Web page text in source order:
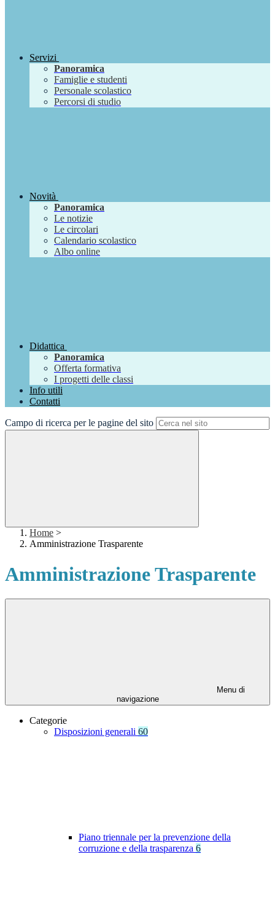
Servizi
Panoramica
Famiglie e studenti
Personale scolastico
Percorsi di studio
Novità
Panoramica
Le notizie
Le circolari
Calendario scolastico
Albo online
Didattica
Panoramica
Offerta formativa
I progetti delle classi
Info utili
Contatti
Campo di ricerca per le pagine del sito
Home >
Amministrazione Trasparente
Amministrazione Trasparente
Menu di
navigazione
Categorie
Disposizioni generali 60
Piano triennale per la prevenzione della
corruzione e della trasparenza 6